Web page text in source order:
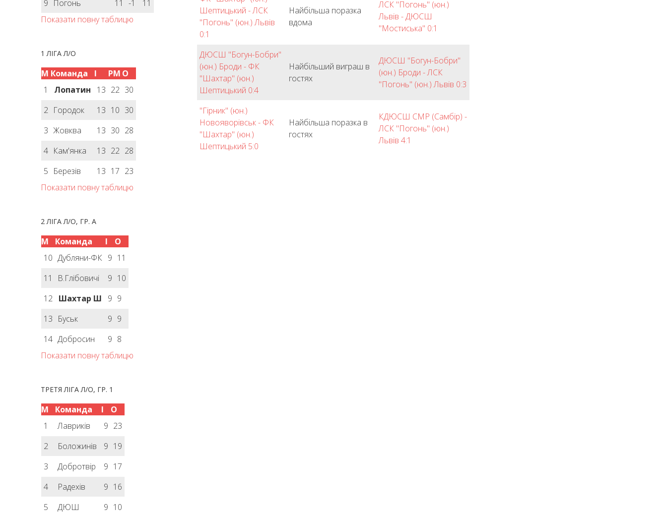
9 Погонь 11 -1
11
Показати повну таблицю
1 ЛІГА Л/О
М Команда І РМ О
1
Лопатин 13 22 30
2 Городок 13 10 30
3 Жовква 13 30 28
4 Кам'янка 13 22 28
5 Березів 13 17 23
Показати повну таблицю
2 ЛІГА Л/О, ГР. А
М Команда І
О
10 Дубляни-ФК 9 11
11
В.Глібовичі 9 10
12 Шахтар Ш 9 9
13 Буськ 9 9
14 Добросин 9 8
Показати повну таблицю
ТРЕТЯ ЛІГА Л/О, ГР. 1
М Команда І
О
1
Лавриків 9 23
2
Боложинів 9 19
3
Добротвір 9 17
4
Радехів 9 16
5
ДЮШ 9 10
Шептицький - ЛСК
"Погонь" (юн.) Львів
0:1
Найбільша поразка
вдома
ЛСК "Погонь" (юн.)
Львів - ДЮСШ
"Мостиська" 0:1
ДЮСШ "Богун-Бобри"
(юн.) Броди - ФК
"Шахтар" (юн.)
Шептицький 0:4
Найбільший виграш в
гостях
ДЮСШ "Богун-Бобри"
(юн.) Броди - ЛСК
"Погонь" (юн.) Львів 0:3
"Гірник" (юн.)
Новояворівськ - ФК
"Шахтар" (юн.)
Шептицький 5:0
Найбільша поразка в
гостях
КДЮСШ СМР (Самбір) -
ЛСК "Погонь" (юн.)
Львів 4:1